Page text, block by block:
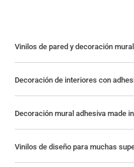
Vinilos de pared y decoración mural
Decoración de interiores con
Decoración mural adhesiva made
Vinilos de diseño para muchas